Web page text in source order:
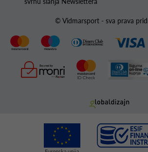
© Vidmarsport - sva prava